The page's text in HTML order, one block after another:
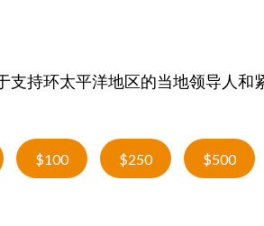
支持环太平洋地区的当地领导人和
$100 $250 $500